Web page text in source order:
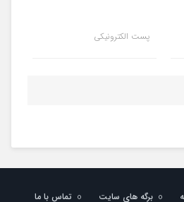
پست الکترونیکی
برگه های سایت تماس با ما